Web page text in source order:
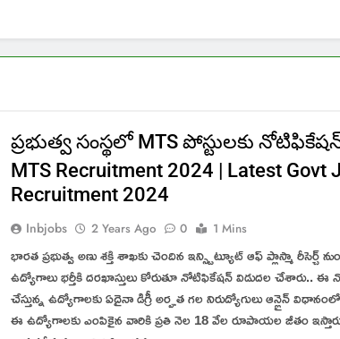
ప్రభుత్వ సంస్థలో MTS పోస్టులకు
MTS Recruitment 2024 | Latest Govt
Recruitment 2024
Inbjobs 2 Years Ago 0 1 Mins
భారత ప్రభుత్వ అణు శక్తి శాఖకు చెందిన ఇన్స్టిట్యూట్ ఆఫ్ ప్లాస్మా రీసెర్చ్
ఉద్యోగాలు భర్తీకి దరఖాస్తులు కోరుతూ నోటిఫికేషన్ విడుదల చేశారు..
చేస్తున్న ఉద్యోగాలకు ఏదైనా డిగ్రీ అర్హత గల నిరుద్యోగులు ఆన్లైన్
ఈ ఉద్యోగాలకు ఎంపికైన వారికి ప్రతి నెల 18 వేల రూపాయల జీతం